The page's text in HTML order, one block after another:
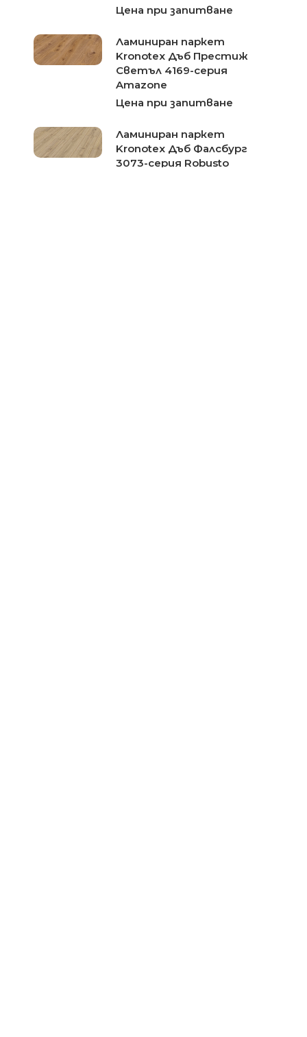
Цена при запитване
Ламиниран паркет
Kronotex Дъб Престиж
Светъл 4169-серия
Amazone
Цена при запитване
Ламиниран паркет
Kronotex Дъб Фалсбург
3073-серия Robusto